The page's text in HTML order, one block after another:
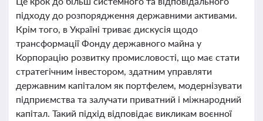
підходу до розпорядження державними активами.
Крім того, в Україні триває дискусія щодо
трансформації Фонду державного майна у
Корпорацію розвитку промисловості, що має стати
стратегічним інвестором, здатним управляти
державним капіталом як портфелем, модернізувати
підприємства та залучати приватний і міжнародний
капітал. Такий підхід відповідає викликам воєнної